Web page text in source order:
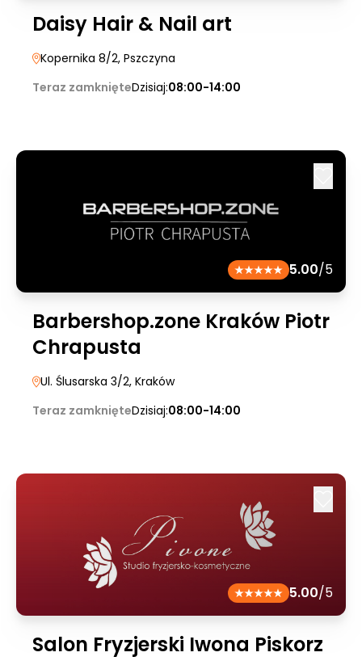
Daisy Hair & Nail art
Kopernika 8/2, Pszczyna
Teraz zamknięteDzisiaj:08:00-14:00
5.00/5
Barbershop.zone Kraków Piotr
Chrapusta
Ul. Ślusarska 3/2, Kraków
Teraz zamknięteDzisiaj:08:00-14:00
5.00/5
Salon Fryzjerski Iwona Piskorz